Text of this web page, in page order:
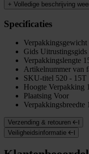
+ Volledige beschrijving
Specificaties
Verpakkingsgewicht
Gids Uitrustingsgids
Verpakkingslengte
Artikelnummer van
SKU-titel 520 - 15T
Hoogte Verpakking
Plaatsing Voor
Verpakkingsbreedte
Verzending & retouren
Veiligheidsinformatie